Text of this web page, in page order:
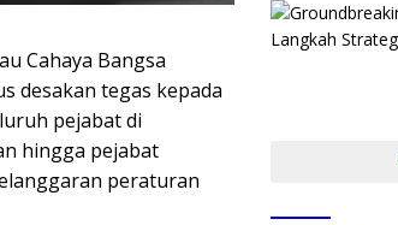
Cahaya Bangsa
desakan tegas kepada
pejabat di
hingga pejabat
peraturan